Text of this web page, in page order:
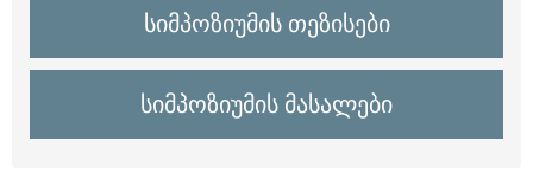
სიმპოზიუმის თეზისები
სიმპოზიუმის მასალები